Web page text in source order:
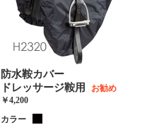
防水鞍カバー
ドレッサージ鞍用
お勧め
￥4,200
カラー